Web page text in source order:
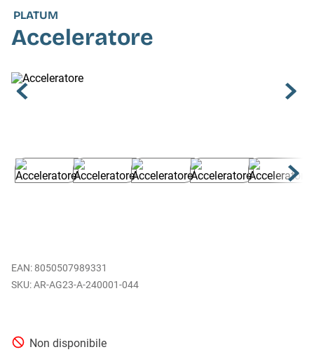
PLATUM
Acceleratore
EAN: 8050507989331
AR-AG23-A-240001-044
Non disponibile